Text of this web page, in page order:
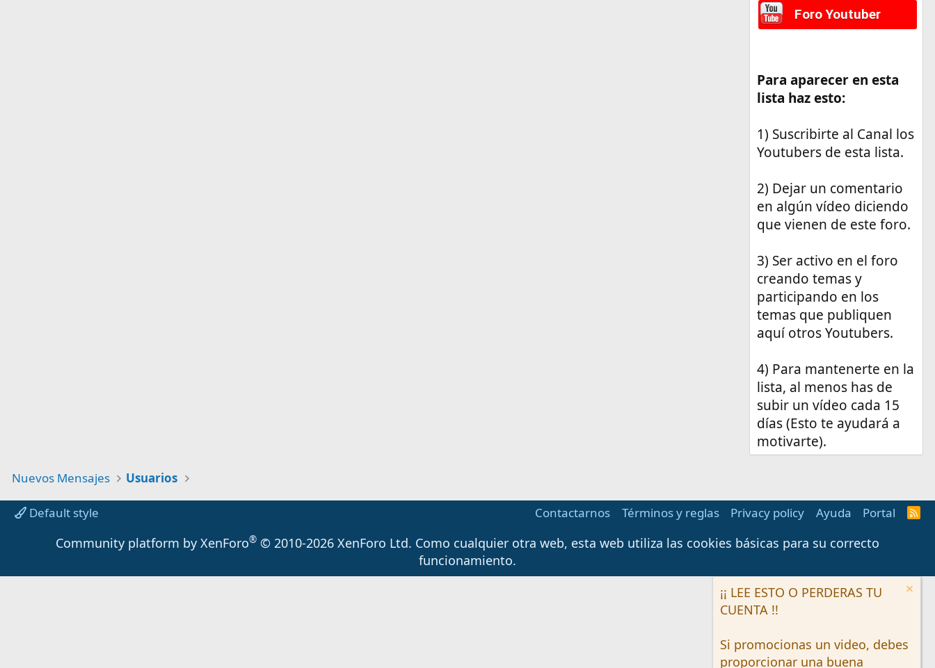
Foro Youtuber
Para aparecer en esta
lista haz esto:
1) Suscribirte al Canal los
Youtubers de esta lista.
2) Dejar un comentario
en algún vídeo diciendo
que vienen de este foro.
3) Ser activo en el foro
creando temas y
participando en los
temas que publiquen
aquí otros Youtubers.
4) Para mantenerte en la
lista, al menos has de
subir un vídeo cada 15
días (Esto te ayudará a
motivarte).
Nuevos Mensajes Usuarios
Default style Contactarnos Términos y reglas Privacy policy Ayuda Portal
R
Community platform by XenForo® © 2010-2026 XenForo Ltd. Como cualquier otra web, esta web utiliza las cookies básicas para su correcto
funcionamiento.
¡¡ LEE ESTO O PERDERAS TU
CUENTA !!
Si promocionas un video, debes
proporcionar una buena